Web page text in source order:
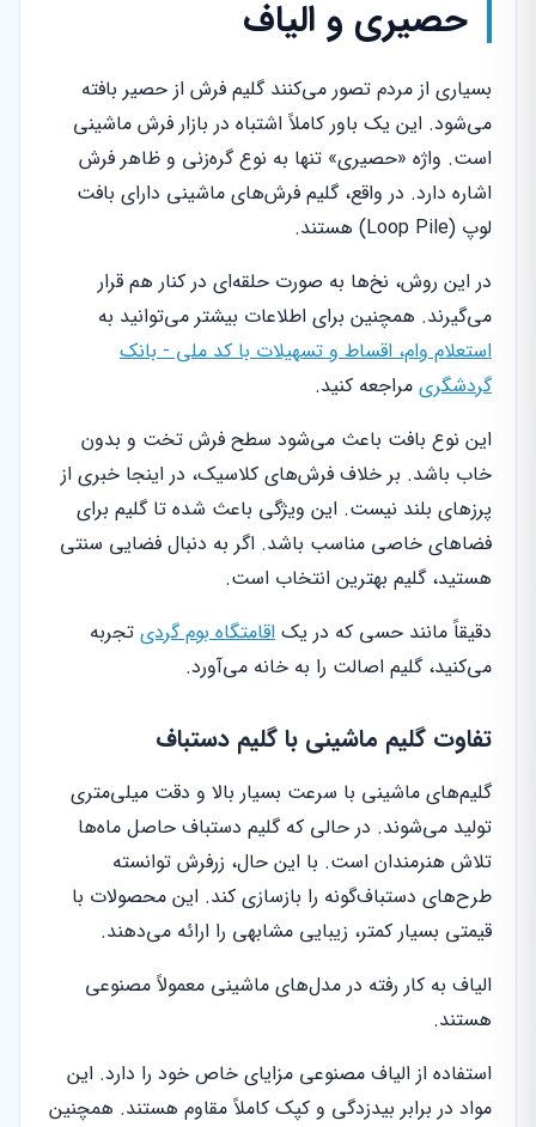
حصیری و الیاف
بسیاری از مردم تصور می‌کنند گلیم فرش از حصیر بافته
می‌شود. این یک باور کاملاً اشتباه در بازار فرش ماشینی
است. واژه «حصیری» تنها به نوع گره‌زنی و ظاهر فرش
اشاره دارد. در واقع، گلیم فرش‌های ماشینی دارای بافت
لوپ (Loop Pile) هستند.
در این روش، نخ‌ها به صورت حلقه‌ای در کنار هم قرار
می‌گیرند. همچنین برای اطلاعات بیشتر می‌توانید به
استعلام وام، اقساط و تسهیلات با کد ملی - بانک
گردشگری مراجعه کنید.
این نوع بافت باعث می‌شود سطح فرش تخت و بدون
خاب باشد. بر خلاف فرش‌های کلاسیک، در اینجا خبری از
پرزهای بلند نیست. این ویژگی باعث شده تا گلیم برای
فضاهای خاصی مناسب باشد. اگر به دنبال فضایی سنتی
هستید، گلیم بهترین انتخاب است.
دقیقاً مانند حسی که در یک اقامتگاه بوم گردی تجربه
می‌کنید، گلیم اصالت را به خانه می‌آورد.
تفاوت گلیم ماشینی با گلیم دستباف
گلیم‌های ماشینی با سرعت بسیار بالا و دقت میلی‌متری
تولید می‌شوند. در حالی که گلیم دستباف حاصل ماه‌ها
تلاش هنرمندان است. با این حال، زرفرش توانسته
طرح‌های دستباف‌گونه را بازسازی کند. این محصولات با
قیمتی بسیار کمتر، زیبایی مشابهی را ارائه می‌دهند.
الیاف به کار رفته در مدل‌های ماشینی معمولاً مصنوعی
هستند.
استفاده از الیاف مصنوعی مزایای خاص خود را دارد. این
مواد در برابر بیدزدگی و کپک کاملاً مقاوم هستند. همچنین